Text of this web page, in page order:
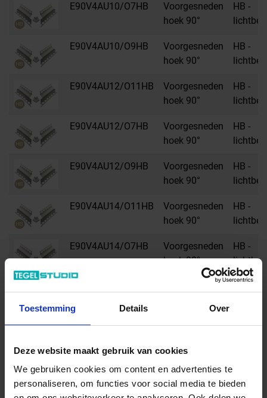
Toestemming Details Over
Deze website maakt gebruik van cookies
We gebruiken cookies om content en advertenties te
personaliseren, om functies voor social media te bieden
E90V4AU10/O7HB
Voorgesneden
hoek 90°
HB -
E90V4AU10/O9HB
Voorgesneden
hoek 90°
HB -
E90V4AU12/O11HB
Voorgesneden
hoek 90°
HB -
E90V4AU12/O7HB
Voorgesneden
hoek 90°
HB -
E90V4AU12/O9HB
Voorgesneden
hoek 90°
HB -
E90V4AU14/O11HB
Voorgesneden
hoek 90°
HB -
E90V4AU14/O7HB
Voorgesneden
hoek 90°
HB -
Voorgesneden
HB -
E90V4AU16/O11HB
Voorgesneden
HB -
E90V4AU16/O7HB
Voorgesneden
hoek 90°